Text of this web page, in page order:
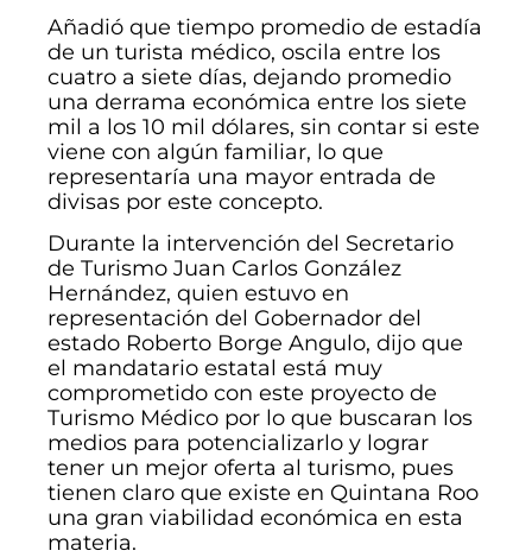
Añadió que tiempo promedio de estadía
de un turista médico, oscila entre los
cuatro a siete días, dejando promedio
una derrama económica entre los siete
mil a los 10 mil dólares, sin contar si este
viene con algún familiar, lo que
representaría una mayor entrada de
divisas por este concepto.
Durante la intervención del Secretario
de Turismo Juan Carlos González
Hernández, quien estuvo en
representación del Gobernador del
estado Roberto Borge Angulo, dijo que
el mandatario estatal está muy
comprometido con este proyecto de
Turismo Médico por lo que buscaran los
medios para potencializarlo y lograr
tener un mejor oferta al turismo, pues
tienen claro que existe en Quintana Roo
una gran viabilidad económica en esta
materia.